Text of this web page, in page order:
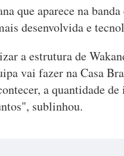
que aparece na
desenvolvida e
a estrutura de
vai fazer na Casa
a quantidade
sublinhou.